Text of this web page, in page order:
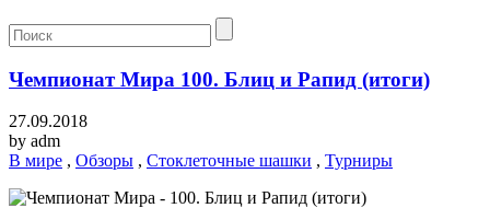
Чемпионат Мира 100. Блиц и Рапид (итоги)
27.09.2018
by adm
В мире , Обзоры , Стоклеточные шашки , Турниры